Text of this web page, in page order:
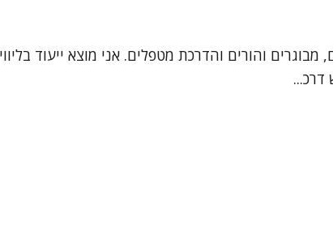
והורים והדרכת מטפלים. אני מוצא ייעוד
דרכ...